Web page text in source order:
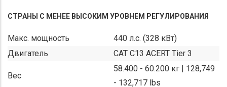
СТРАНЫ С МЕНЕЕ ВЫСОКИМ УРОВНЕМ РЕГУЛИРОВАНИЯ
Макс. мощность
440 л.с. (328 кВт)
Двигатель
CAT C13 ACERT Tier 3
Вес
58.400 - 60.200 кг | 128,749
- 132,717 lbs